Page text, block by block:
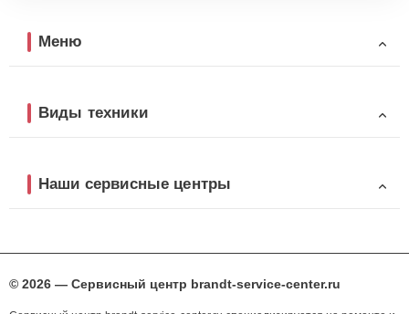
Меню
Виды техники
Наши сервисные центры
© 2026 — Сервисный центр brandt-service-center.ru